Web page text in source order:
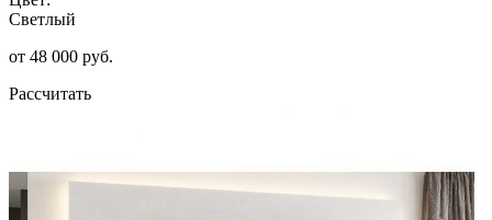
Светлый
от 48 000 руб.
Рассчитать